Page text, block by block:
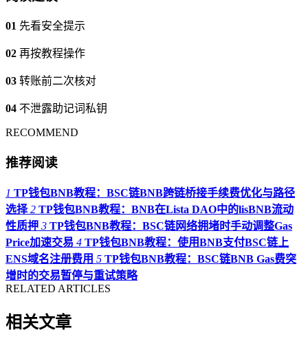
01 先看安全提示
02 再按教程操作
03 转账前二次核对
04 不泄露助记词私钥
RECOMMEND
推荐阅读
1 TP钱包BNB教程：BSC链BNB跨链桥接手续费优化与路径
选择 2 TP钱包BNB教程：BNB在Lista DAO中的lisBNB流动
性质押 3 TP钱包BNB教程：BSC链网络拥堵时手动调整Gas
Price加速交易 4 TP钱包BNB教程：使用BNB支付BSC链上
ENS域名注册费用 5 TP钱包BNB教程：BSC链BNB Gas费突
增时的交易暂停与重试策略
RELATED ARTICLES
相关文章